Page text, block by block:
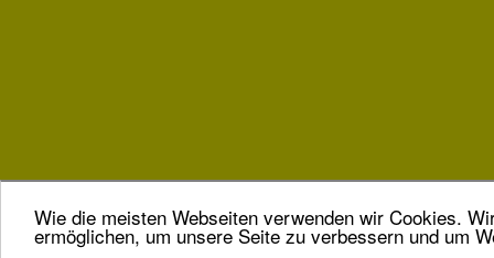
Wie die meisten Webseiten verwenden wir Cookies.
ermöglichen, um unsere Seite zu verbessern und um